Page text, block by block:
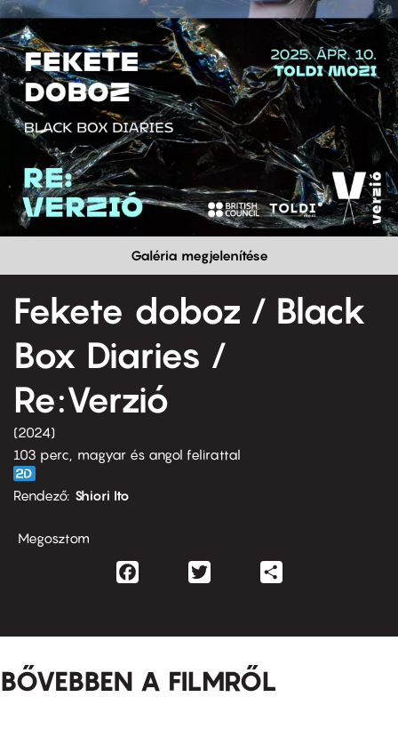
Galéria megjelenítése
Fekete doboz / Black
Box Diaries /
Re:Verzió
2024
103 perc,
magyar és angol felirattal
Rendező Shiori Ito
Megosztom
Facebook
BŐVEBBEN A FILMRŐL